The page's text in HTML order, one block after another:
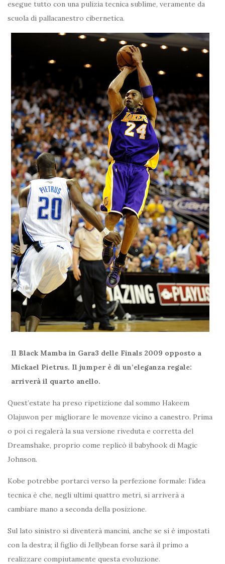
esegue tutto con una pulizia tecnica sublime, veramente da
scuola di pallacanestro cibernetica.
Il Black Mamba in Gara3 delle Finals 2009 opposto a
Mickael Pietrus. Il jumper è di un’eleganza regale:
arriverà il quarto anello.
Quest’estate ha preso ripetizione dal sommo Hakeem
Olajuwon per migliorare le movenze vicino a canestro. Prima
o poi ci regalerà la sua versione riveduta e corretta del
Dreamshake, proprio come replicò il babyhook di Magic
Johnson.
Kobe potrebbe portarci verso la perfezione formale: l’idea
tecnica è che, negli ultimi quattro metri, si arriverà a
cambiare mano a seconda della posizione.
Sul lato sinistro si diventerà mancini, anche se si è impostati
con la destra; il figlio di Jellybean forse sarà il primo a
realizzare compiutamente questa evoluzione.